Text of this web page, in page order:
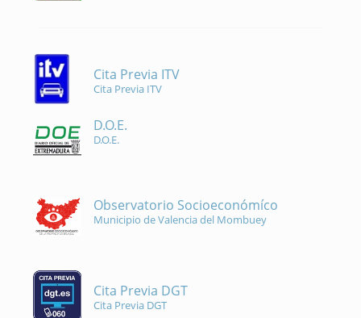
Cita Previa ITV
Cita Previa ITV
D.O.E.
D.O.E.
Observatorio Socioeconómíco
Municipio de Valencia del Mombuey
Cita Previa DGT
Cita Previa DGT